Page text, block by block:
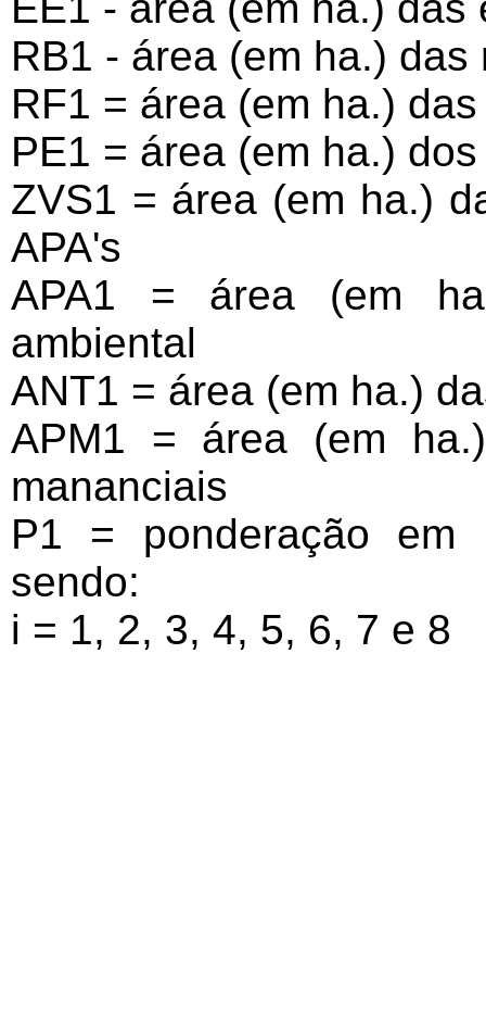
RB1 - área (em ha.)
RF1 = área (em ha.)
PE1 = área (em ha.)
ZVS1 = área (em ha.)
APA's
APA1 = área (em
ambiental
ANT1 = área (em ha.)
APM1 = área (em
mananciais
P1 = ponderação
sendo:
i = 1, 2, 3, 4, 5, 6, 7 e 8